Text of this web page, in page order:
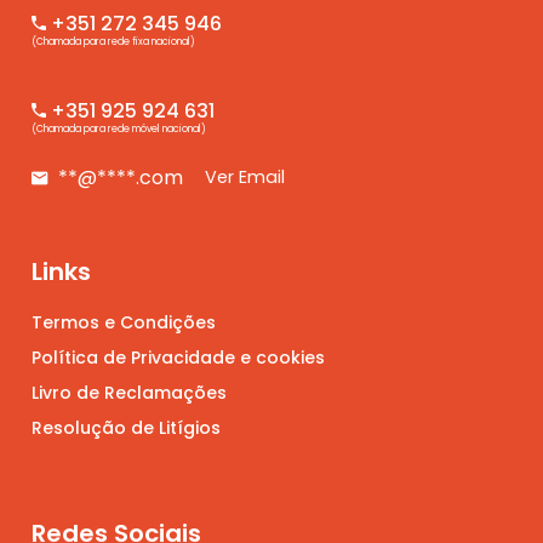
+351 272 345 946
(Chamada para rede fixa nacional)
+351 925 924 631
(Chamada para rede móvel nacional)
**@****.com Ver Email
Links
Termos e Condições
Política de Privacidade e cookies
Livro de Reclamações
Resolução de Litígios
Redes Sociais